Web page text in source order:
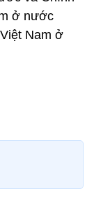
ở nước
Nam ở